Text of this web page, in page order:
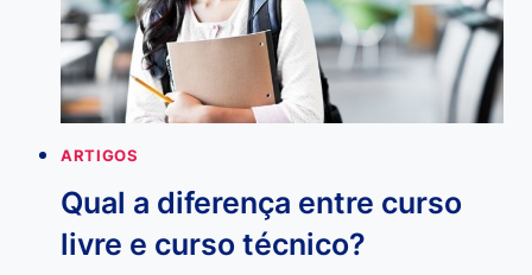
ESTUDA
O
COMPORTAMENTO
HUMANO
ARTIGOS
Qual a diferença entre curso
livre e curso técnico?